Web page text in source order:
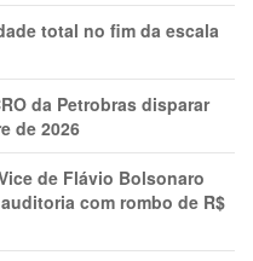
total no fim da escala
da Petrobras disparar
de 2026
de Flávio Bolsonaro
com rombo de R$